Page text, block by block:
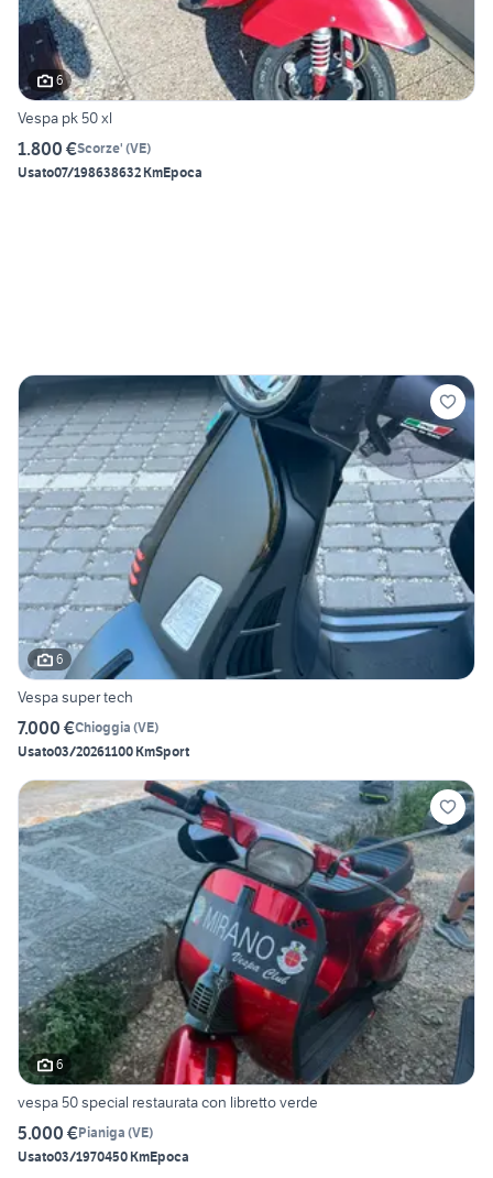
6
Vespa pk 50 xl
1.800 €Scorze' (VE)
Usato07/198638632 KmEpoca
6
Vespa super tech
7.000 €Chioggia (VE)
Usato03/20261100 KmSport
6
vespa 50 special restaurata con libretto verde
5.000 €Pianiga (VE)
Usato03/1970450 KmEpoca